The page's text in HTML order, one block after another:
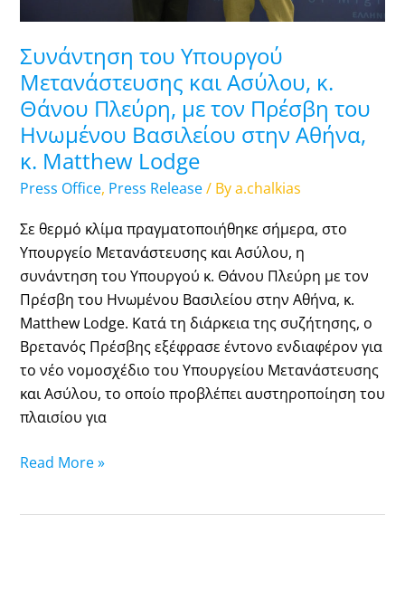
Συνάντηση του Υπουργού
Μετανάστευσης και Ασύλου, κ.
Θάνου Πλεύρη, με τον Πρέσβη του
Ηνωμένου Βασιλείου στην Αθήνα,
κ. Matthew Lodge
Press Office, Press Release/ Bya.chalkias
Σε θερμό κλίμα πραγματοποιήθηκε σήμερα, στο
Υπουργείο Μετανάστευσης και Ασύλου, η
συνάντηση του Υπουργού κ. Θάνου Πλεύρη με τον
Πρέσβη του Ηνωμένου Βασιλείου στην Αθήνα, κ.
Matthew Lodge. Κατά τη διάρκεια της συζήτησης, ο
Βρετανός Πρέσβης εξέφρασε έντονο ενδιαφέρον για
το νέο νομοσχέδιο του Υπουργείου Μετανάστευσης
και Ασύλου, το οποίο προβλέπει αυστηροποίηση του
πλαισίου για
τον
Πρέσβη
του
Ηνωμένου
Βασιλείου
στην
Αθήνα,
κ.
Lodge
Read More »